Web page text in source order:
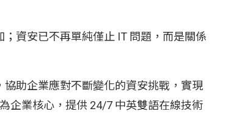
資安已不再單純僅止 IT 問題，而是關係
助企業應對不斷變化的資安挑戰，實現
企業核心，提供 24/7 中英雙語在線技術